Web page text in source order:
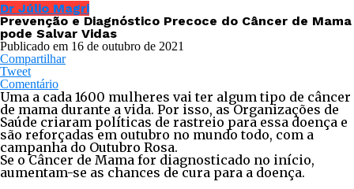
Dr Júlio Magri
Prevenção e Diagnóstico Precoce do Câncer de Mama
pode Salvar Vidas
Publicado em 16 de outubro de 2021
Compartilhar
Tweet
Comentário
Uma a cada 1600 mulheres vai ter algum tipo de câncer
de mama durante a vida. Por isso, as Organizações de
Saúde criaram políticas de rastreio para essa doença e
são reforçadas em outubro no mundo todo, com a
campanha do Outubro Rosa.
Se o Câncer de Mama for diagnosticado no início,
aumentam-se as chances de cura para a doença.